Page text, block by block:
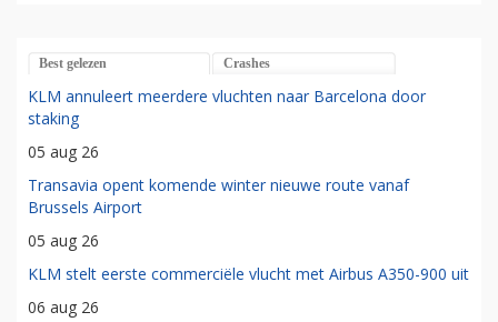
Best gelezen Crashes
KLM annuleert meerdere vluchten naar Barcelona door
staking
05 aug 26
Transavia opent komende winter nieuwe route vanaf
Brussels Airport
05 aug 26
KLM stelt eerste commerciële vlucht met Airbus A350-900 uit
06 aug 26